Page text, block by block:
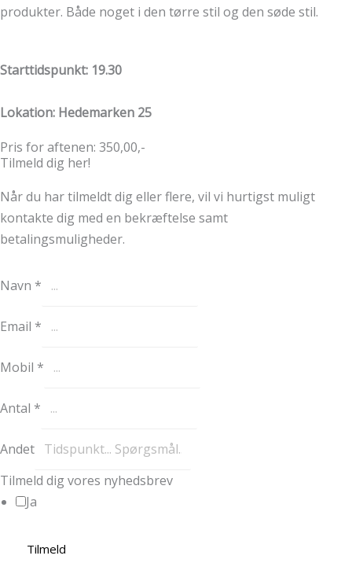
produkter. Både noget i den tørre stil og den søde stil.
Starttidspunkt: 19.30
Lokation: Hedemarken 25
Pris for aftenen: 350,00,-
Tilmeld dig her!
Når du har tilmeldt dig eller flere, vil vi hurtigst muligt
kontakte dig med en bekræftelse samt
betalingsmuligheder.
Navn *
Email *
Mobil *
Antal *
Andet
Tilmeld dig vores nyhedsbrev
Ja
Tilmeld